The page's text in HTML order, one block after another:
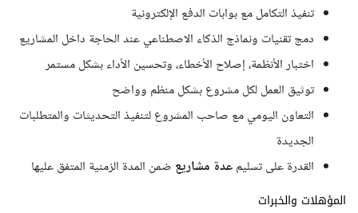
تنفيذ التكامل مع بوابات الدفع الإلكترونية
دمج تقنيات ونماذج الذكاء الاصطناعي عند الحاجة داخل المشاريع
اختبار الأنظمة، إصلاح الأخطاء، وتحسين الأداء بشكل مستمر
توثيق العمل لكل مشروع بشكل منظم وواضح
التعاون اليومي مع صاحب المشروع لتنفيذ التحديثات والمتطلبات
الجديدة
القدرة على تسليمعدة مشاريع ضمن المدة الزمنية المتفق عليها
المؤهلات والخبرات